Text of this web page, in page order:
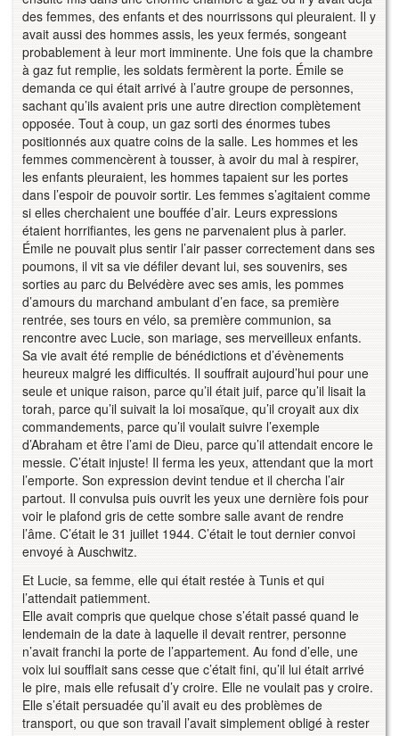
des femmes, des enfants et des nourrissons qui pleuraient. Il y
avait aussi des hommes assis, les yeux fermés, songeant
probablement à leur mort imminente. Une fois que la chambre
à gaz fut remplie, les soldats fermèrent la porte. Émile se
demanda ce qui était arrivé à l’autre groupe de personnes,
sachant qu’ils avaient pris une autre direction complètement
opposée. Tout à coup, un gaz sorti des énormes tubes
positionnés aux quatre coins de la salle. Les hommes et les
femmes commencèrent à tousser, à avoir du mal à respirer,
les enfants pleuraient, les hommes tapaient sur les portes
dans l’espoir de pouvoir sortir. Les femmes s’agitaient comme
si elles cherchaient une bouffée d’air. Leurs expressions
étaient horrifiantes, les gens ne parvenaient plus à parler.
Émile ne pouvait plus sentir l’air passer correctement dans ses
poumons, il vit sa vie défiler devant lui, ses souvenirs, ses
sorties au parc du Belvédère avec ses amis, les pommes
d’amours du marchand ambulant d’en face, sa première
rentrée, ses tours en vélo, sa première communion, sa
rencontre avec Lucie, son mariage, ses merveilleux enfants.
Sa vie avait été remplie de bénédictions et d’évènements
heureux malgré les difficultés. Il souffrait aujourd’hui pour une
seule et unique raison, parce qu’il était juif, parce qu’il lisait la
torah, parce qu’il suivait la loi mosaïque, qu’il croyait aux dix
commandements, parce qu’il voulait suivre l’exemple
d’Abraham et être l’ami de Dieu, parce qu’il attendait encore le
messie. C’était injuste! Il ferma les yeux, attendant que la mort
l’emporte. Son expression devint tendue et il chercha l’air
partout. Il convulsa puis ouvrit les yeux une dernière fois pour
voir le plafond gris de cette sombre salle avant de rendre
l’âme. C’était le 31 juillet 1944. C’était le tout dernier convoi
envoyé à Auschwitz.
Et Lucie, sa femme, elle qui était restée à Tunis et qui
l’attendait patiemment.
Elle avait compris que quelque chose s’était passé quand le
lendemain de la date à laquelle il devait rentrer, personne
n’avait franchi la porte de l’appartement. Au fond d’elle, une
voix lui soufflait sans cesse que c’était fini, qu’il lui était arrivé
le pire, mais elle refusait d’y croire. Elle ne voulait pas y croire.
Elle s’était persuadée qu’il avait eu des problèmes de
transport, ou que son travail l’avait simplement obligé à rester